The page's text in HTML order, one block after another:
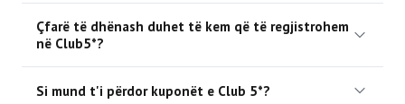
Çfarë të dhënash duhet të kem që të regjistrohem
në Club5*?
Si mund t'i përdor kuponët e Club 5*?